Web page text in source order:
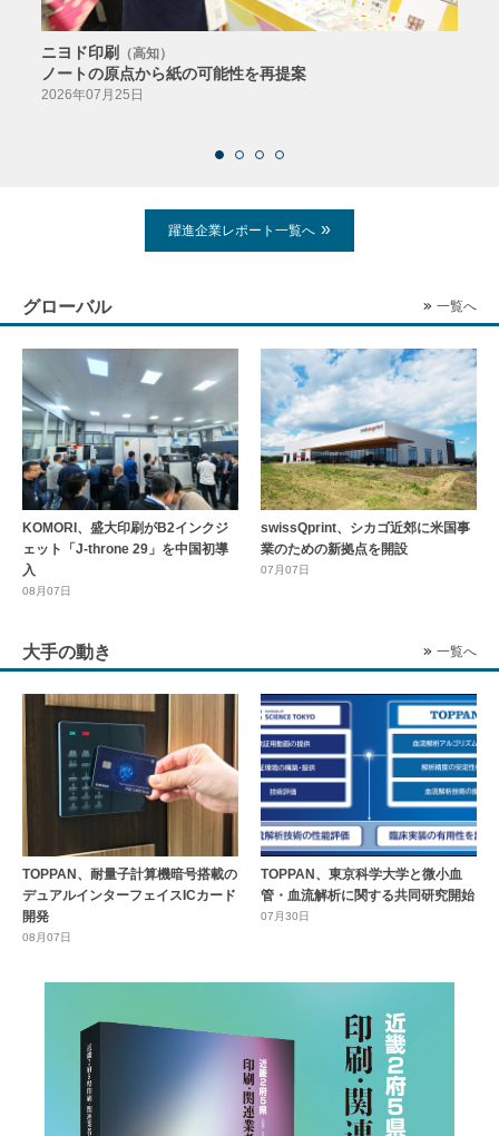
ニヨド印刷 （高知）
ノートの原点から紙の可能性を再提案
2026年07月25日
躍進企業レポート一覧へ
グローバル 一覧へ
KOMORI、盛大印刷がB2インクジ
ェット「J-throne 29」を中国初導
入
08月07日
swissQprint、シカゴ近郊に⽶国事
業のための新拠点を開設
07月07日
大手の動き 一覧へ
TOPPAN、耐量子計算機暗号搭載の
デュアルインターフェイスICカード
開発
08月07日
TOPPAN、東京科学大学と微小血
管・血流解析に関する共同研究開始
07月30日